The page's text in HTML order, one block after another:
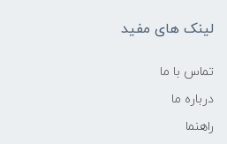
لینک های مفید
تماس با ما
درباره ما
راهنما